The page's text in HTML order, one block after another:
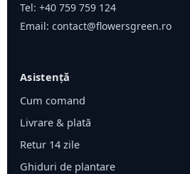
Tel: +40 759 759 124
Email: contact@flowersgreen.ro
Asistență
Cum comand
Livrare & plată
Retur 14 zile
Ghiduri de plantare